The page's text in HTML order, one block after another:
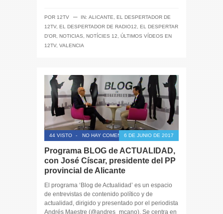
POR 12TV ─ IN: ALICANTE
EL DESPERTADOR DE
12TV, EL DESPERTADOR DE RADIO12
EL DESPERTAR
D'OR NOTICIAS NOTÍCIES 12
ÚLTIMOS VÍDEOS EN
12TV, VALENCIA
44 VISTO - NO HAY COMENTARIOS6 DE JUNIO DE 2017
Programa BLOG de ACTUALIDAD,
con José Císcar, presidente del PP
provincial de Alicante
El programa ‘Blog de Actualidad’ es un espacio
de entrevistas de contenido político y de
actualidad, dirigido y presentado por el periodista
Andrés Maestre (@andres_mcano). Se centra en